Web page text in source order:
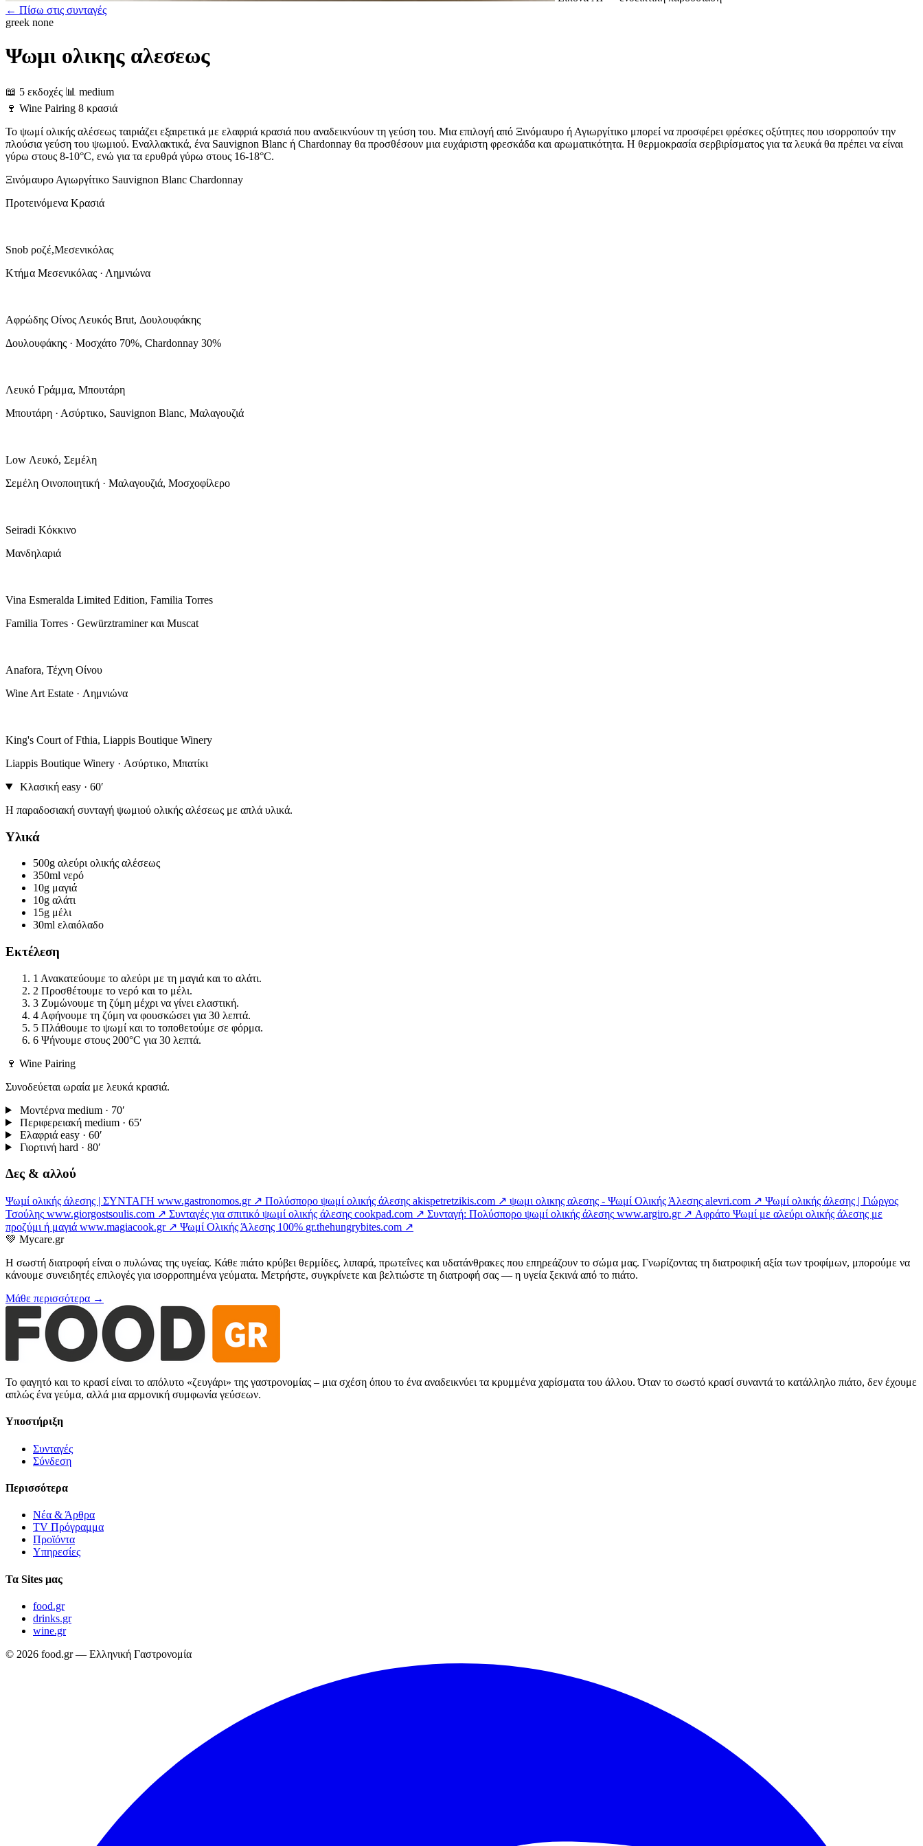
← Πίσω στις συνταγές
greek none
Ψωμι ολικης αλεσεως
📖 5 εκδοχές 📊 medium
🍷 Wine Pairing 8 κρασιά
Το ψωμί ολικής αλέσεως ταιριάζει εξαιρετικά με ελαφριά κρασιά που αναδεικνύουν τη γεύση του. Μια επιλογή από Ξινόμαυρο ή Αγιωργίτικο μπορεί να προσφέρει φρέσκες οξύτητες που ισορροπούν την
πλούσια γεύση του ψωμιού. Εναλλακτικά, ένα Sauvignon Blanc ή Chardonnay θα προσθέσουν μια ευχάριστη φρεσκάδα και αρωματικότητα. Η θερμοκρασία σερβιρίσματος για τα λευκά θα πρέπει να είναι
γύρω στους 8-10°C, ενώ για τα ερυθρά γύρω στους 16-18°C.
Ξινόμαυρο Αγιωργίτικο Sauvignon Blanc Chardonnay
Προτεινόμενα Κρασιά
Snob ροζέ,Μεσενικόλας
Κτήμα Μεσενικόλας · Λημνιώνα
Αφρώδης Οίνος Λευκός Brut, Δουλουφάκης
Δουλουφάκης · Μοσχάτο 70%, Chardonnay 30%
Λευκό Γράμμα, Μπουτάρη
Μπουτάρη · Ασύρτικο, Sauvignon Blanc, Μαλαγουζιά
Low Λευκό, Σεμέλη
Σεμέλη Οινοποιητική · Μαλαγουζιά, Μοσχοφίλερο
Seiradi Κόκκινο
Μανδηλαριά
Vina Esmeralda Limited Edition, Familia Torres
Familia Torres · Gewürztraminer και Muscat
Anafora, Τέχνη Οίνου
Wine Art Estate · Λημνιώνα
King's Court of Fthia, Liappis Boutique Winery
Liappis Boutique Winery · Ασύρτικο, Μπατίκι
Κλασική easy · 60′
Η παραδοσιακή συνταγή ψωμιού ολικής αλέσεως με απλά υλικά.
Υλικά
500g αλεύρι ολικής αλέσεως
350ml νερό
10g μαγιά
10g αλάτι
15g μέλι
30ml ελαιόλαδο
Εκτέλεση
1 Ανακατεύουμε το αλεύρι με τη μαγιά και το αλάτι.
2 Προσθέτουμε το νερό και το μέλι.
3 Ζυμώνουμε τη ζύμη μέχρι να γίνει ελαστική.
4 Αφήνουμε τη ζύμη να φουσκώσει για 30 λεπτά.
5 Πλάθουμε το ψωμί και το τοποθετούμε σε φόρμα.
6 Ψήνουμε στους 200°C για 30 λεπτά.
🍷 Wine Pairing
Συνοδεύεται ωραία με λευκά κρασιά.
Μοντέρνα medium · 70′
Περιφερειακή medium · 65′
Ελαφριά easy · 60′
Γιορτινή hard · 80′
Δες & αλλού
Ψωµί ολικής άλεσης | ΣΥΝΤΑΓΗ www.gastronomos.gr ↗ Πολύσπορο ψωμί ολικής άλεσης akispetretzikis.com ↗ ψωμι ολικης αλεσης - Ψωμί Ολικής Άλεσης alevri.com ↗ Ψωμί ολικής άλεσης | Γιώργος
Τσούλης www.giorgostsoulis.com ↗ Συνταγές για σπιτικό ψωμί ολικής άλεσης cookpad.com ↗ Συνταγή: Πολύσπορο ψωμί ολικής άλεσης www.argiro.gr ↗ Αφράτο Ψωμί με αλεύρι ολικής άλεσης με
προζύμι ή μαγιά www.magiacook.gr ↗ Ψωμί Ολικής Άλεσης 100% gr.thehungrybites.com ↗
💚 Mycare.gr
Η σωστή διατροφή είναι ο πυλώνας της υγείας. Κάθε πιάτο κρύβει θερμίδες, λιπαρά, πρωτεΐνες και υδατάνθρακες που επηρεάζουν το σώμα μας. Γνωρίζοντας τη διατροφική αξία των τροφίμων, μπορούμε να
κάνουμε συνειδητές επιλογές για ισορροπημένα γεύματα. Μετρήστε, συγκρίνετε και βελτιώστε τη διατροφή σας — η υγεία ξεκινά από το πιάτο.
Μάθε περισσότερα →
Το φαγητό και το κρασί είναι το απόλυτο «ζευγάρι» της γαστρονομίας – μια σχέση όπου το ένα αναδεικνύει τα κρυμμένα χαρίσματα του άλλου. Όταν το σωστό κρασί συναντά το κατάλληλο πιάτο, δεν έχουμε
απλώς ένα γεύμα, αλλά μια αρμονική συμφωνία γεύσεων.
Υποστήριξη
Συνταγές
Σύνδεση
Περισσότερα
Νέα & Άρθρα
TV Πρόγραμμα
Προϊόντα
Υπηρεσίες
Τα Sites μας
food.gr
drinks.gr
wine.gr
© 2026 food.gr — Ελληνική Γαστρονομία